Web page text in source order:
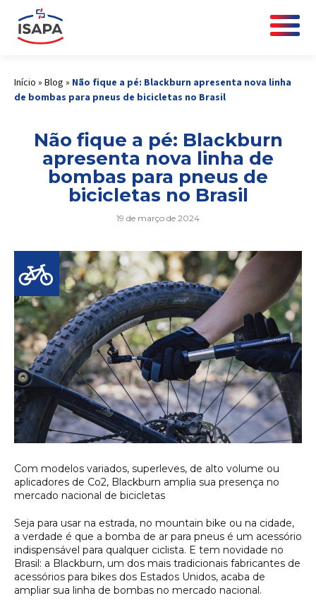
Início » Blog » Não fique a pé: Blackburn apresenta nova linha
de bombas para pneus de bicicletas no Brasil
Não fique a pé: Blackburn
apresenta nova linha de
bombas para pneus de
bicicletas no Brasil
19 de março de 2024
Com modelos variados, superleves, de alto volume ou
aplicadores de Co2, Blackburn amplia sua presença no
mercado nacional de bicicletas
Seja para usar na estrada, no mountain bike ou na cidade,
a verdade é que a bomba de ar para pneus é um acessório
indispensável para qualquer ciclista. E tem novidade no
Brasil: a Blackburn, um dos mais tradicionais fabricantes de
acessórios para bikes dos Estados Unidos, acaba de
ampliar sua linha de bombas no mercado nacional.